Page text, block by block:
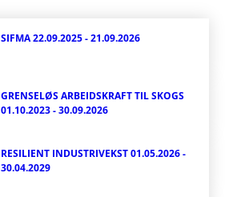
SIFMA22.09.2025 - 21.09.2026
GRENSELØS ARBEIDSKRAFT TIL SKOGS
01.10.2023 - 30.09.2026
RESILIENT INDUSTRIVEKST01.05.2026 -
30.04.2029